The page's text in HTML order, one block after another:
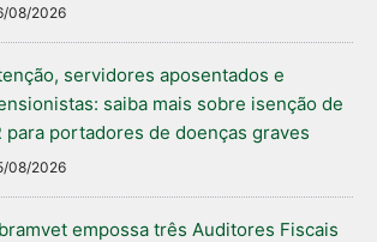
08/2026
servidores aposentados e
saiba mais sobre isenção de
para portadores de doenças graves
08/2026
empossa três Auditores Fiscais